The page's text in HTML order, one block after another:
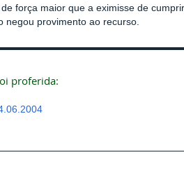
força maior que a eximisse de
negou provimento ao recurso.
proferida: